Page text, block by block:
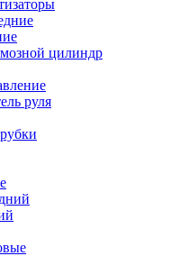
цилиндр
руля